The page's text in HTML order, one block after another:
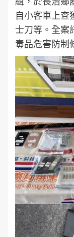
自小客車上查
士刀等。全案
毒品危害防制